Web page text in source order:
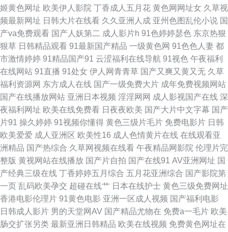
久播在线播放 午夜剧场色情性交 91黑丝逼 久草久草香蕉在线 国产成人自拍
在线观看 avtt久久精品一区 狼友伊人青青草 国产免费美女大片 成人电彯直播
AV性导航 美女91 女同网站 超碰av天天操 丁香午夜超碰 日韩国产亚洲欧美
久草精品久草精品 伊人久久综合网站 青青草伊人草 青草视频51 在线导航日
韩av 成人九一在线观看视频 99桃桃视频 豆花影院色 国产香蕉网页 成人在线
国产 97视频日韩三级 狠狠日搂搂色色日 国产在线成人精品 91福利社色色 欧
美日韩中文字幕 久久精品久久九九 AV限制级影院 日韩激情精品视频网 美女
大胸 91网站操 久久伊人超碰 电影免费看 精品一区二区三区日韩蜜桃 99麻豆
传媒资源 日韩福利影院 wwwcom色色网 欧美国产第一页 狠狠鲁无码网站 午
姬黄色网址 欧美伊人影院 丁香成人五月花 黄色网网址女 久草视
频最新网址 日韩大片在线看 久久亚洲人成 亚州色图乱伦小说 国
产va免费观看 国产人妖第二 成人影片h 91色婷婷瑟色 东京热狠
狠草 日韩精品观看 91最新国产精品 一级黄色网 91色色人妻 都
市激情婷婷 91精品国产91 云涩福利在线导航 91视色 午夜福利
在线网站 91直播 91处女 伊人网青青草 国产又爽又黄又无 久草
福利资源网 东方成人在线 国产一级免费大片 成年免费视频网站
国产在线播放网站 亚洲日本视频 淫淫网网 成人影视国产在线 深
夜福利网址 欧美在线免费看 日夜夜欧美 国产大片中文字幕 国产
片91 操久婷婷 91视频你懂得 黄色三级片毛片 免费电影片 日韩
欧美爱爱 成人亚洲区 欧美性16 成人色情黄片在线 在线观看亚
洲精品 国产热综合 久草网视频在线看 午夜精品网影院 伦理片完
整版 黄视网站在线播放 国产片自拍 国产在线91 AV亚洲网址 国
产经典三级在线 丁香婷婷五月综合 五月花亚洲综合 国产影院第
一页 乱码欧美孕交 超碰在线艹 日本在线护士 黄色三级免费网址
香港电影伦理片 91黄色电影 亚洲一区成人视频 国产福利电影
日韩成人影片 男的天堂网AV 国产精品尤物在 免费a一毛片 欧美
肠交扩张另类 最新亚洲日韩精品 欧美在线视频 免费黄色网址在